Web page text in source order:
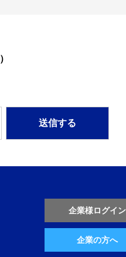
企業様ログイン
企業の方へ